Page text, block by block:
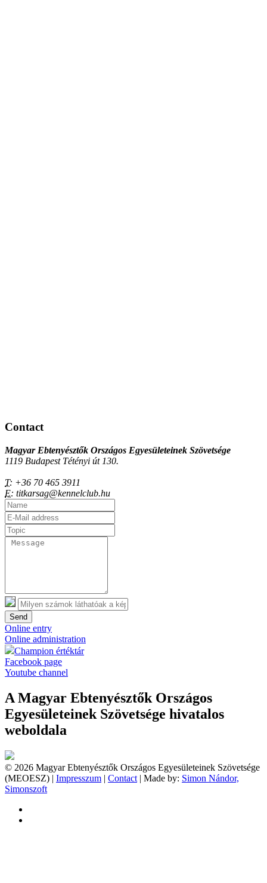
Contact
Magyar Ebtenyésztők Országos Egyesületeinek Szövetsége
1119 Budapest Tétényi út 130.
T: +36 70 465 3911
E: titkarsag@kennelclub.hu
Send
Online entry
Online administration
Champion értéktár
Facebook page
Youtube channel
A Magyar Ebtenyésztők Országos
Egyesületeinek Szövetsége hivatalos
weboldala
© 2026 Magyar Ebtenyésztők Országos Egyesületeinek Szövetsége
(MEOESZ) | Impresszum | Contact | Made by: Simon Nándor,
Simonszoft